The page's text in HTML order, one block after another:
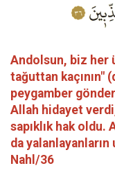
Andolsun, biz her
tağuttan kaçının"
peygamber
Allah hidayet
sapıklık hak oldu.
da
Nahl/36